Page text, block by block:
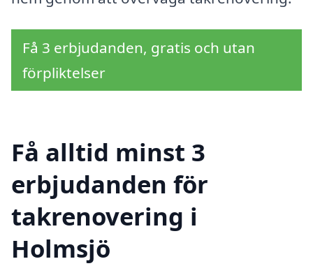
Få 3 erbjudanden, gratis och utan
förpliktelser
Få alltid minst 3
erbjudanden för
takrenovering i
Holmsjö